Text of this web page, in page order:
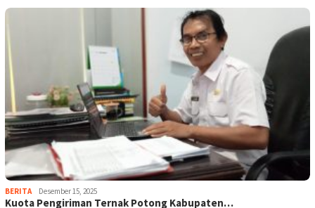
BERITA Desember 15, 2025
Kuota Pengiriman Ternak Potong Kabupaten…